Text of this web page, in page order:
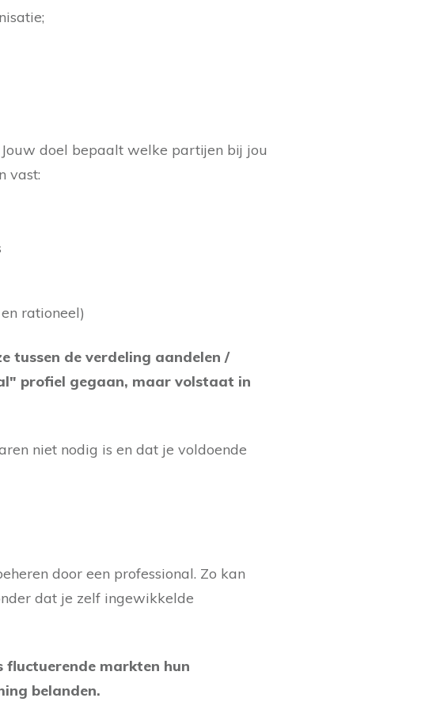
doel bepaalt welke partijen bij jou
vast:
rationeel)
tussen de verdeling aandelen /
profiel gegaan, maar volstaat in
niet nodig is en dat je voldoende
door een professional. Zo kan
dat je zelf ingewikkelde
fluctuerende markten hun
belanden.